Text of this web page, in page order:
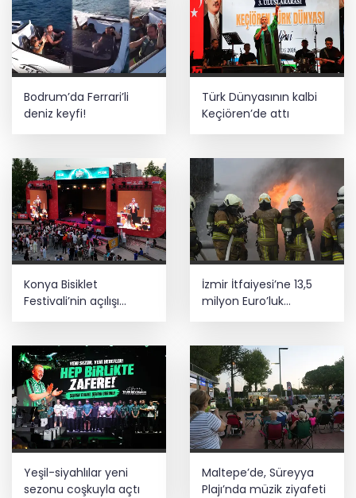
Terörsüz Türkiye yasa teklifi
komisyondan geçti
Bilim insanlarından uzayda zincirleme
felaket uyarısı
kaldı
Bodrum’da Ferrari’li
deniz keyfi!
Türk Dünyasının kalbi
Keçiören’de attı
Konya Bisiklet
Festivali’nin açılışı
coşkuyla gerçekleşti
İzmir İtfaiyesi’ne 13,5
milyon Euro’luk
teknoloji yatırımı
Yeşil-siyahlılar yeni
sezonu coşkuyla açtı
Maltepe’de, Süreyya
Plajı’nda müzik ziyafeti